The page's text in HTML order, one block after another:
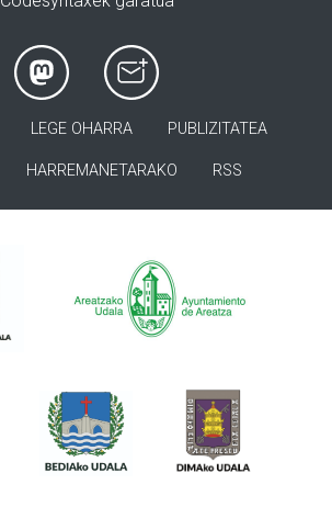
LEGE OHARRA PUBLIZITATEA
HARREMANETARAKO RSS